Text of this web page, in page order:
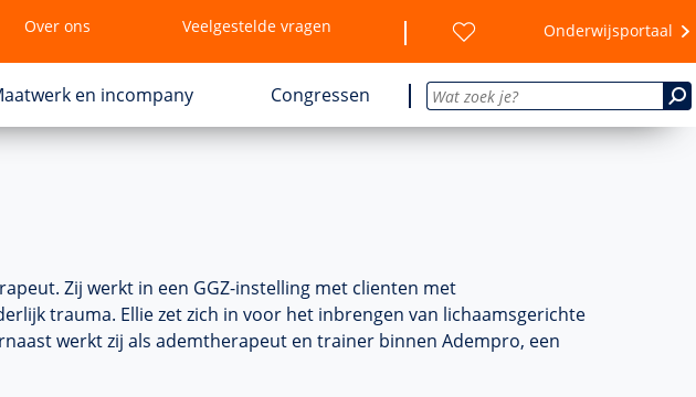
Over ons Veelgestelde vragen Onderwijsportaal
en incompany Congressen
Zij werkt in een GGZ-instelling met clienten met
trauma. Ellie zet zich in voor het inbrengen van lichaamsgerichte
werkt zij als ademtherapeut en trainer binnen Adempro, een